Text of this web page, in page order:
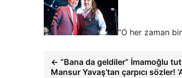
“O her zaman
← “Bana da geldiler” İmamoğlu
Mansur Yavaş’tan çarpıcı sözler!